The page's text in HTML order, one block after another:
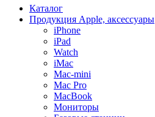
Каталог
Продукция Apple, аксессуары
iPhone
iPad
Watch
iMac
Mac-mini
Mac Pro
MacBook
Мониторы